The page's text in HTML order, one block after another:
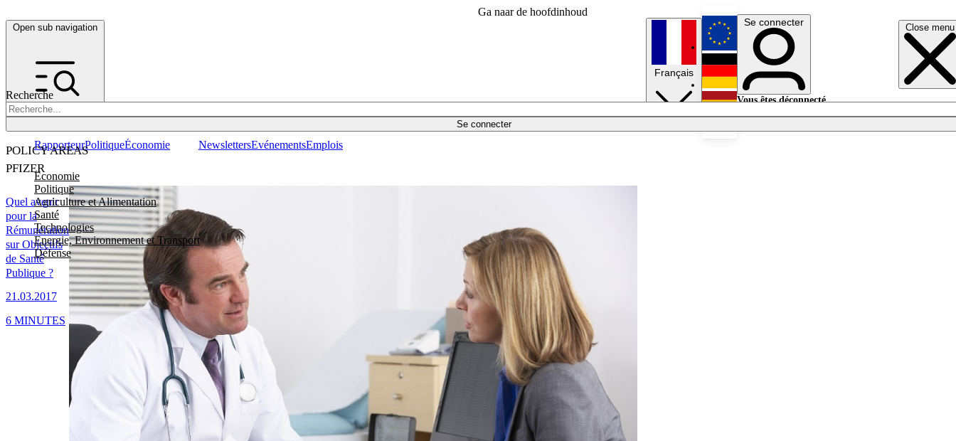
Ga naar de hoofdinhoud
Open sub navigation Close menu
Recherche
Se connecter
POLICY AREAS
Economie
Politique
Agriculture et Alimentation
Santé
Technologies
Energie, Environnement et Transport
Défense
RapporteurPolitiqueÉconomie NewslettersEvénementsEmplois
Français
English
Deutsch
Se connecter
Vous êtes déconnecté.
PFIZER
Quel avenir
pour la
Rémunération
sur Objectifs
de Santé
Publique ?
21.03.2017
6 MINUTES